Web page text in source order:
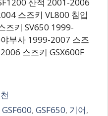
스즈키 VL800 침입
즈키 SV650 1999-
부사 1999-2007 스즈
스즈키 GSX600F
GSF600,GSF650, 기어,